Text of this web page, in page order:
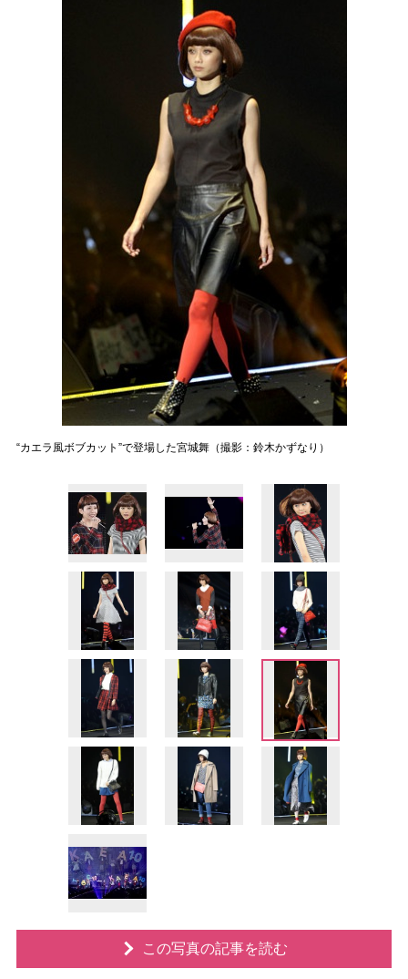
“カエラ風ボブカット”で登場した宮城舞（撮影：鈴木かずなり）
この写真の記事を読む